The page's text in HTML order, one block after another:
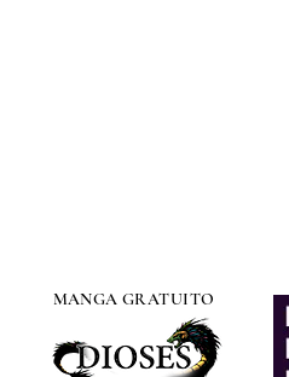
MANGA GRATUITO